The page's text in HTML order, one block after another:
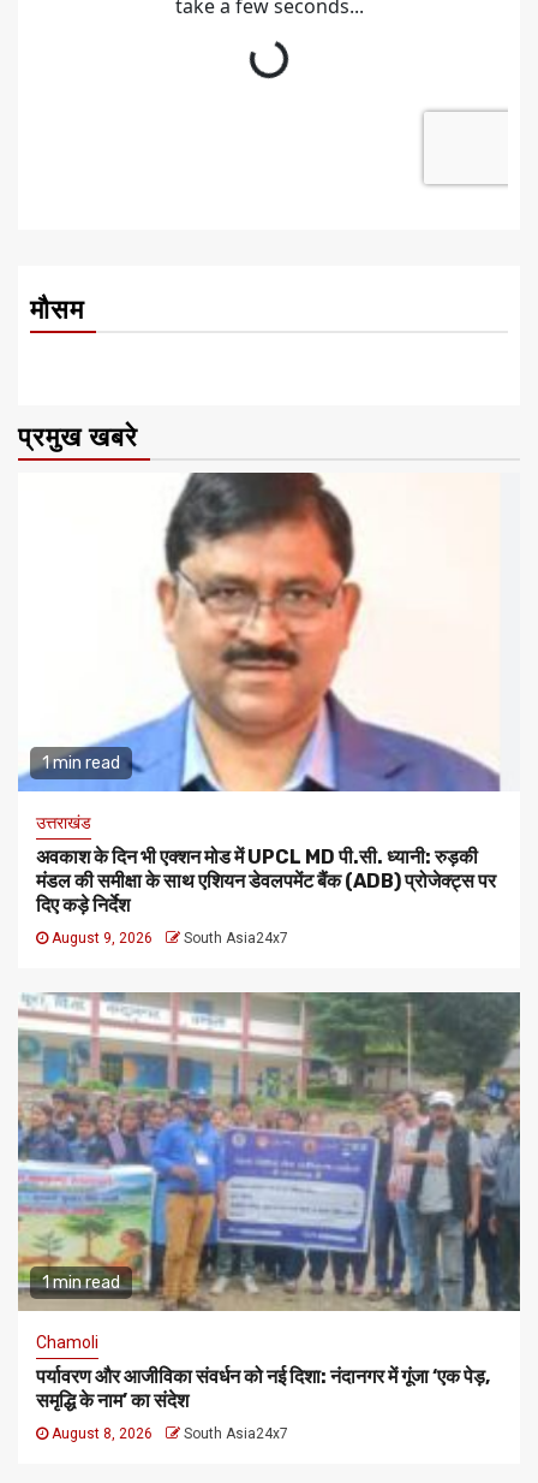
मौसम
प्रमुख खबरे
1 min read
उत्तराखंड
अवकाश के दिन भी एक्शन मोड में UPCL MD पी.सी. ध्यानी: रुड़की
मंडल की समीक्षा के साथ एशियन डेवलपमेंट बैंक (ADB) प्रोजेक्ट्स पर
दिए कड़े निर्देश
August 9, 2026 South Asia24x7
1 min read
Chamoli
पर्यावरण और आजीविका संवर्धन को नई दिशा: नंदानगर में गूंजा ‘एक पेड़,
समृद्धि के नाम’ का संदेश
August 8, 2026 South Asia24x7